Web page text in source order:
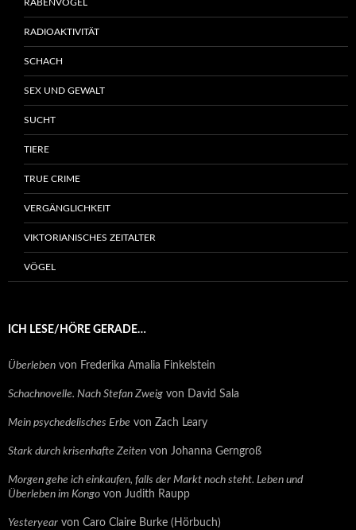
RABENVÖGEL
RADIOAKTIVITÄT
SCHACH
SEX UND GEWALT
SUCHT
TIERE
TRUE CRIME
VERGÄNGLICHKEIT
VIKTORIANISCHES ZEITALTER
VÖGEL
ICH LESE/HÖRE GERADE…
Überleben von Frederika Amalia Finkelstein
Schachnovelle. Nach Stefan Zweig von David Sala
Mein psychedelisches Erbe von Zach Leary
Stark durch krisenhafte Zeiten von Johanna Gerngroß
Morgen gehe ich einkaufen, falls der Markt noch steht. Leben und
Überleben im Kongo von Judith Raupp
Yesteryear von Caro Claire Burke (Hörbuch)